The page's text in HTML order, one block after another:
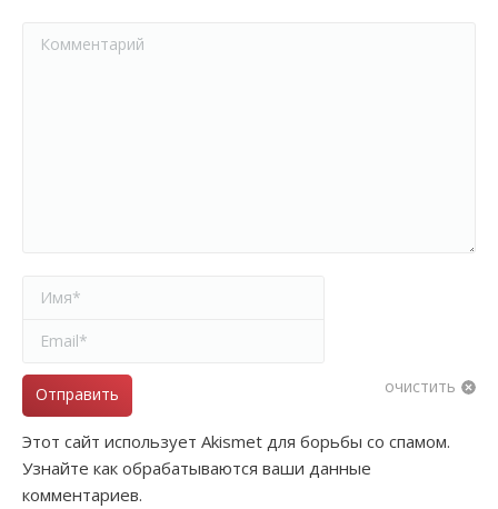
Имя *
Email *
очистить
Отправить
Этот сайт использует Akismet для борьбы со спамом.
Узнайте как обрабатываются ваши данные
комментариев.